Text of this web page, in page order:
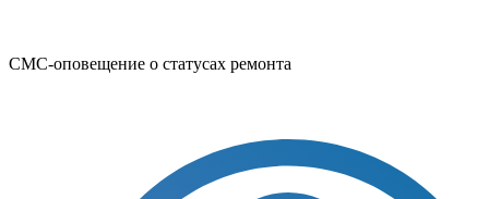
СМС-оповещение о статусах ремонта